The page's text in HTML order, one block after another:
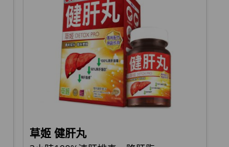
草姬 健肝丸